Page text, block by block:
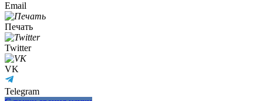
Email
Печать
Twitter
VK
Telegram